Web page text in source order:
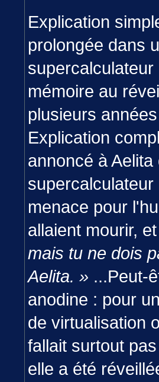
Explication
prolongée dans
mémoire au
plusieurs
Explication
annoncé à
menace pour
allaient mourir,
mais tu ne dois
Aelita. » ...Peut-
anodine : pour
de virtualisation
fallait surtout
elle a été